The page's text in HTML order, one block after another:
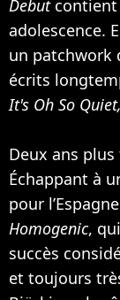
Debutcontient
adolescence.
un patchwork
écrits
It's Oh So Quiet,
Deux ans
Échappant à
pour
Homogenic,
succès
et toujours